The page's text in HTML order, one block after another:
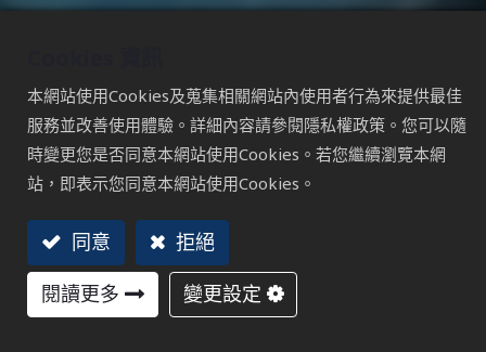
讓世界看見台灣品牌
#BRANDING ACCELERATOR
本網站使用Cookies及蒐集相關網站內使用者行為來提供最佳
服務並改善使用體驗。詳細內容請參閱隱私權政策。您可以隨
時變更您是否同意本網站使用Cookies。若您繼續瀏覽本網
站，即表示您同意本網站使用Cookies。
同意
拒絕
閱讀更多
變更設定